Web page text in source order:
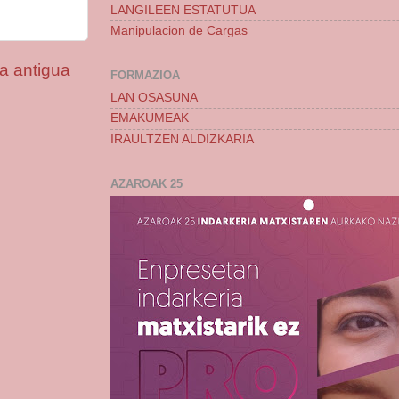
antigua
LANGILEEN ESTATUTUA
Manipulacion de Cargas
FORMAZIOA
LAN OSASUNA
EMAKUMEAK
IRAULTZEN ALDIZKARIA
AZAROAK 25